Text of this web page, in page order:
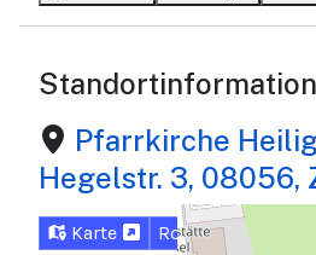
Pfarrkirche
Hegelstr. 3, 08056,
Karte Routenplaner